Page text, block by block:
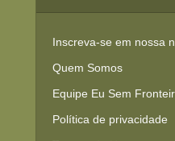
Inscreva-se em nossa
Quem Somos
Equipe Eu Sem
Política de privacidade